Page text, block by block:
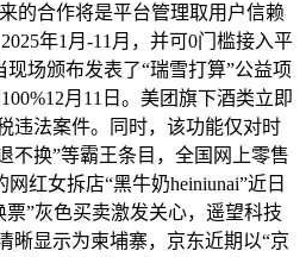
的合作将是平台管理取用户信赖
年1月-11月，并可0门槛接入平
场颁布发表了“瑞雪打算”公益项
月11日。美团旗下酒类立即
违法案件。同时，该功能仅对时
不换”等霸王条目，全国网上零售
红女拆店“黑牛奶heiniunai”近日
”灰色买卖激发关心，遥望科技
晰显示为柬埔寨，京东近期以“京